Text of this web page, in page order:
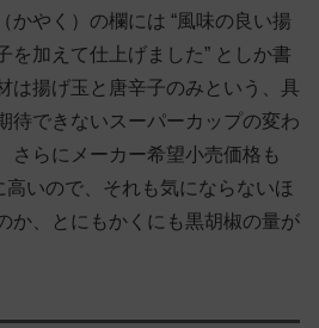
かやく）の欄には “風味の良い揚
を加えて仕上げました” としか書
は揚げ玉と唐辛子のみという、具
待できないスーパーカップの変わ
さらにメーカー希望小売価格も
いので、それも気にならないほ
か、とにもかくにも黒胡椒の量が